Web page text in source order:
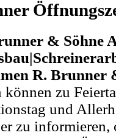
& Söhne
R. Brunner
zu
und
zu